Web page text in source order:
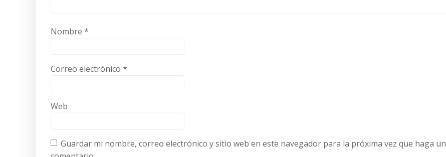
Nombre *
Correo electrónico *
Web
Guardar mi nombre, correo electrónico y sitio web en este navegador para la próxima vez que haga un